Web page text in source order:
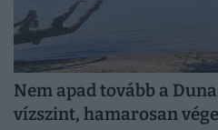
Nem apad tovább a
vízszint, hamarosan